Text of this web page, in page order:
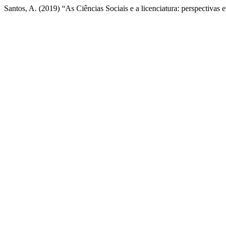
Santos, A. (2019) “As Ciências Sociais e a licenciatura: perspectivas